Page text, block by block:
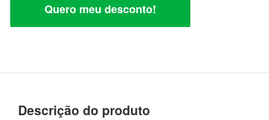
Quero meu desconto!
Descrição do produto